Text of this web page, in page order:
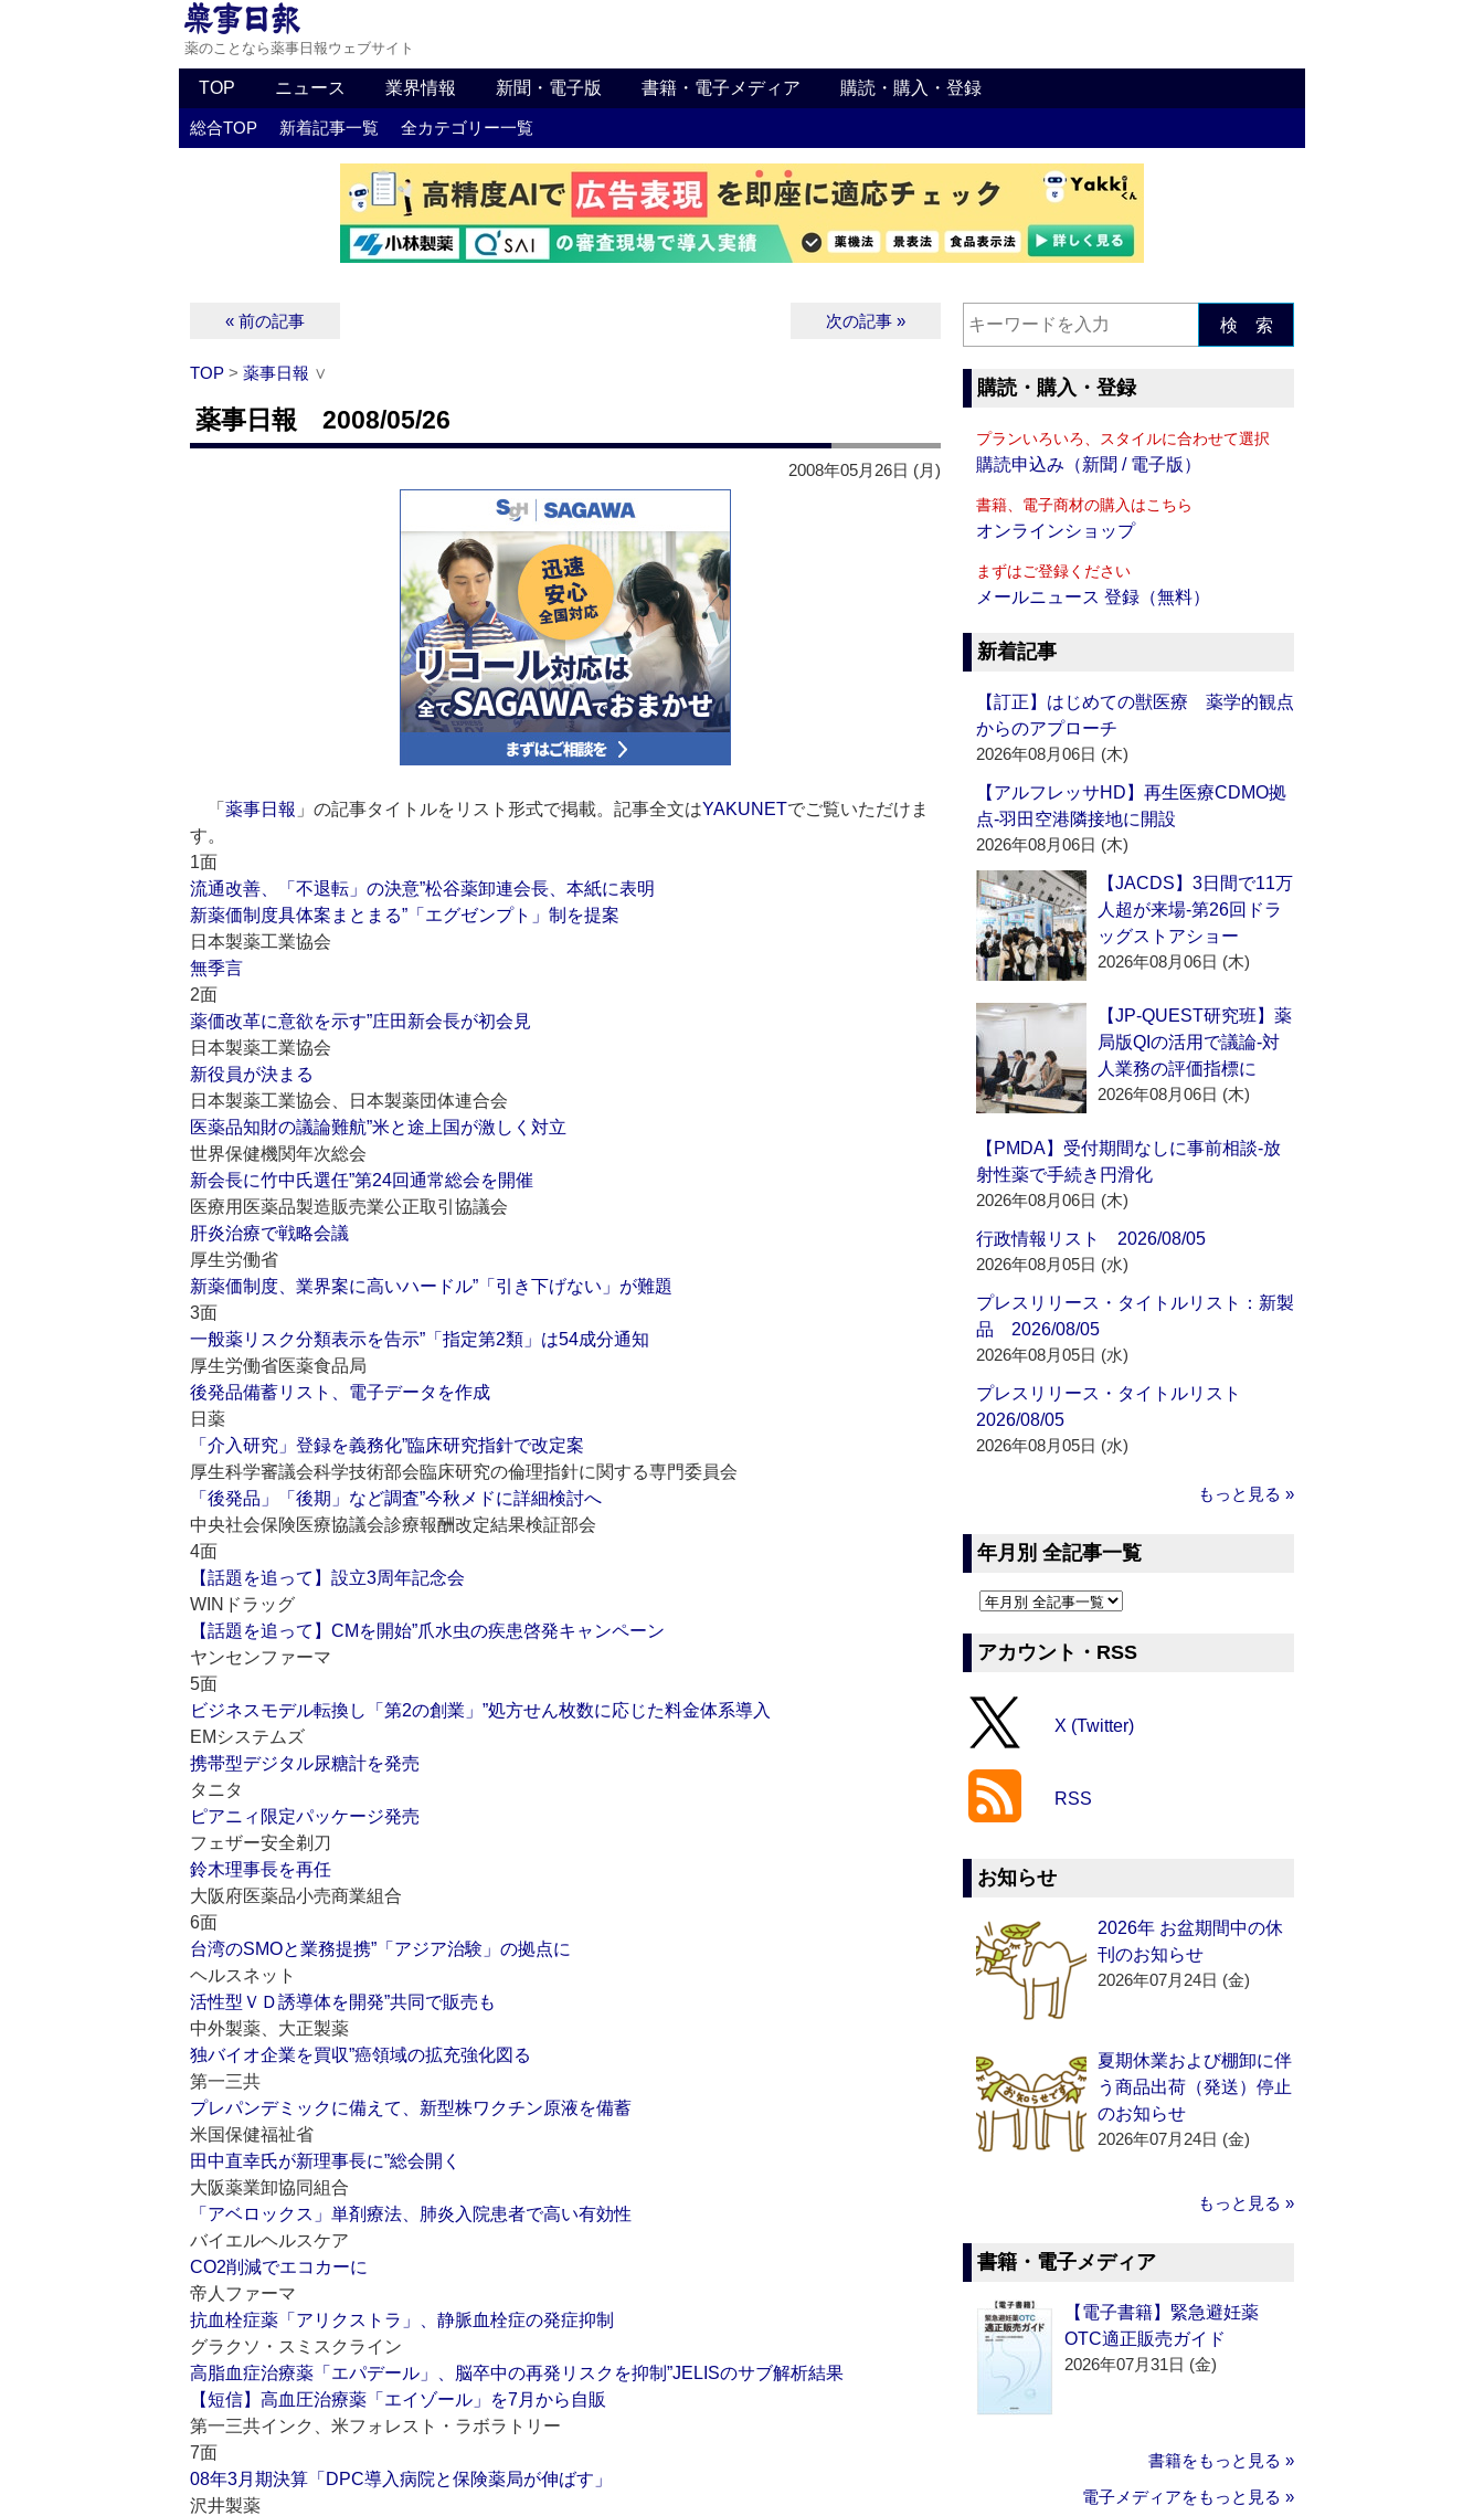
薬のことなら薬事日報ウェブサイト
TOP ニュース 業界情報 新聞・電子版 書籍・電子メディア 購読・購入・登録
総合TOP 新着記事一覧 全カテゴリー一覧
« 前の記事 次の記事 »
TOP > 薬事日報 ∨
薬事日報 2008/05/26
2008年05月26日 (月)
「 薬事日報 」の記事タイトルをリスト形式で掲載。記事全文はYAKUNETでご覧いただけま
す。
1面
流通改善、「不退転」の決意”松谷薬卸連会長、本紙に表明
新薬価制度具体案まとまる”「エグゼンプト」制を提案
日本製薬工業協会
無季言
2面
薬価改革に意欲を示す”庄田新会長が初会見
日本製薬工業協会
新役員が決まる
日本製薬工業協会、日本製薬団体連合会
医薬品知財の議論難航”米と途上国が激しく対立
世界保健機関年次総会
新会長に竹中氏選任”第24回通常総会を開催
医療用医薬品製造販売業公正取引協議会
肝炎治療で戦略会議
厚生労働省
新薬価制度、業界案に高いハードル”「引き下げない」が難題
3面
一般薬リスク分類表示を告示”「指定第2類」は54成分通知
厚生労働省医薬食品局
後発品備蓄リスト、電子データを作成
日薬
「介入研究」登録を義務化”臨床研究指針で改定案
厚生科学審議会科学技術部会臨床研究の倫理指針に関する専門委員会
「後発品」「後期」など調査”今秋メドに詳細検討へ
中央社会保険医療協議会診療報酬改定結果検証部会
4面
【話題を追って】設立3周年記念会
WINドラッグ
【話題を追って】CMを開始”爪水虫の疾患啓発キャンペーン
ヤンセンファーマ
5面
ビジネスモデル転換し「第2の創業」”処方せん枚数に応じた料金体系導入
EMシステムズ
携帯型デジタル尿糖計を発売
タニタ
ピアニィ限定パッケージ発売
フェザー安全剃刀
鈴木理事長を再任
大阪府医薬品小売商業組合
6面
台湾のSMOと業務提携”「アジア治験」の拠点に
ヘルスネット
活性型ＶＤ誘導体を開発”共同で販売も
中外製薬、大正製薬
独バイオ企業を買収”癌領域の拡充強化図る
第一三共
プレパンデミックに備えて、新型株ワクチン原液を備蓄
米国保健福祉省
田中直幸氏が新理事長に”総会開く
大阪薬業卸協同組合
「アベロックス」単剤療法、肺炎入院患者で高い有効性
バイエルヘルスケア
CO2削減でエコカーに
帝人ファーマ
抗血栓症薬「アリクストラ」、静脈血栓症の発症抑制
グラクソ・スミスクライン
高脂血症治療薬「エパデール」、脳卒中の再発リスクを抑制”JELISのサブ解析結果
【短信】高血圧治療薬「エイゾール」を7月から自販
第一三共インク、米フォレスト・ラボラトリー
7面
08年3月期決算「DPC導入病院と保険薬局が伸ばす」
沢井製薬
検 索
購読・購入・登録
プランいろいろ、スタイルに合わせて選択
購読申込み（新聞 / 電子版）
書籍、電子商材の購入はこちら
オンラインショップ
まずはご登録ください
メールニュース 登録（無料）
新着記事
【訂正】はじめての獣医療 薬学的観点
からのアプローチ
2026年08月06日 (木)
【アルフレッサHD】再生医療CDMO拠
点‐羽田空港隣接地に開設
2026年08月06日 (木)
【JACDS】3日間で11万
人超が来場‐第26回ドラ
ッグストアショー
2026年08月06日 (木)
【JP-QUEST研究班】薬
局版QIの活用で議論‐対
人業務の評価指標に
2026年08月06日 (木)
【PMDA】受付期間なしに事前相談‐放
射性薬で手続き円滑化
2026年08月06日 (木)
行政情報リスト 2026/08/05
2026年08月05日 (水)
プレスリリース・タイトルリスト：新製
品 2026/08/05
2026年08月05日 (水)
プレスリリース・タイトルリスト
2026/08/05
2026年08月05日 (水)
もっと見る »
年月別 全記事一覧
アカウント・RSS
X (Twitter)
RSS
お知らせ
2026年 お盆期間中の休
刊のお知らせ
2026年07月24日 (金)
夏期休業および棚卸に伴
う商品出荷（発送）停止
のお知らせ
2026年07月24日 (金)
もっと見る »
書籍・電子メディア
【電子書籍】緊急避妊薬
OTC適正販売ガイド
2026年07月31日 (金)
書籍をもっと見る »
電子メディアをもっと見る »